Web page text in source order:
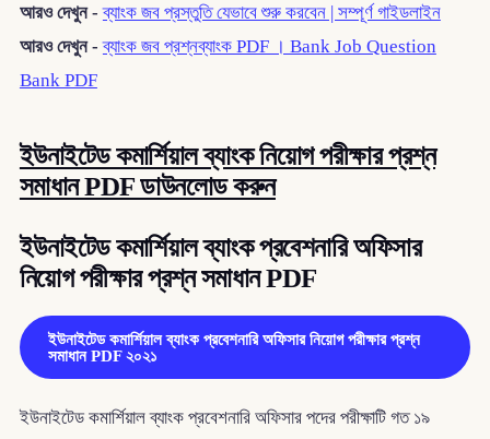
আরও দেখুন -ব্যাংক জব প্রস্তুতি যেভাবে শুরু করবেন | সম্পূর্ণ গাইডলাইন
আরও দেখুন -ব্যাংক জব প্রশ্নব্যাংক PDF । Bank Job Question
Bank PDF
ইউনাইটেড কমার্শিয়াল ব্যাংক নিয়োগ পরীক্ষার প্রশ্ন
সমাধান PDF ডাউনলোড করুন
ইউনাইটেড কমার্শিয়াল ব্যাংক প্রবেশনারি অফিসার
নিয়োগ পরীক্ষার প্রশ্ন সমাধান PDF
ইউনাইটেড কমার্শিয়াল ব্যাংক প্রবেশনারি অফিসার নিয়োগ পরীক্ষার প্রশ্ন
সমাধান PDF ২০২১
ইউনাইটেড কমার্শিয়াল ব্যাংক প্রবেশনারি অফিসার পদের পরীক্ষাটি গত ১৯